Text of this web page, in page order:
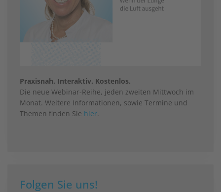
Praxisnah. Interaktiv. Kostenlos.
Die neue Webinar-Reihe, jeden zweiten Mittwoch im
Monat. Weitere Informationen, sowie Termine und
Themen finden Sie hier.
Folgen Sie uns!